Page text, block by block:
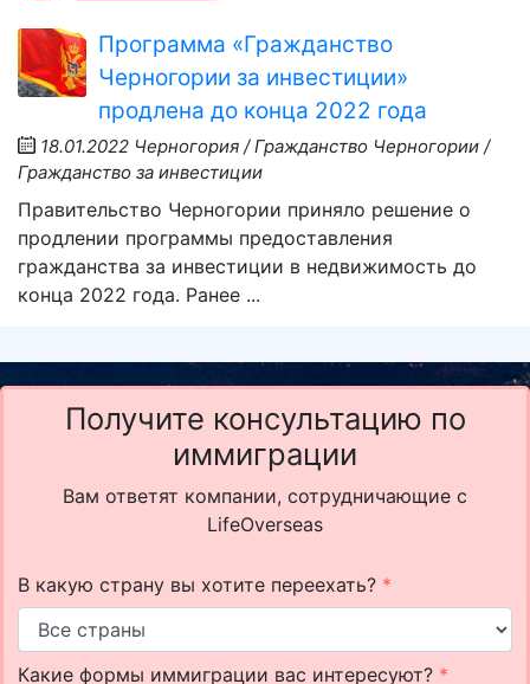
Программа «Гражданство
Черногории за инвестиции»
продлена до конца 2022 года
18.01.2022 Черногория / Гражданство Черногории /
Гражданство за инвестиции
Правительство Черногории приняло решение о
продлении программы предоставления
гражданства за инвестиции в недвижимость до
конца 2022 года. Ранее ...
Получите консультацию по
иммиграции
Вам ответят компании, сотрудничающие с
LifeOverseas
В какую страну вы хотите переехать? *
Какие формы иммиграции вас интересуют? *